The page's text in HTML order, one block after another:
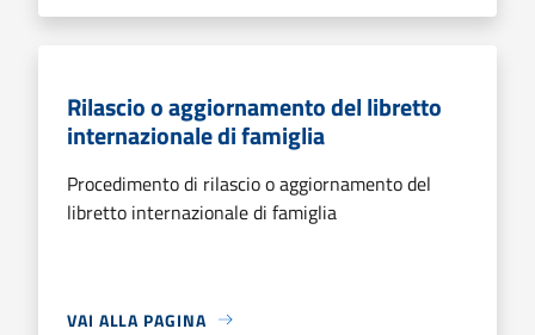
Rilascio o aggiornamento del libretto
internazionale di famiglia
Procedimento di rilascio o aggiornamento del
libretto internazionale di famiglia
VAI ALLA PAGINA